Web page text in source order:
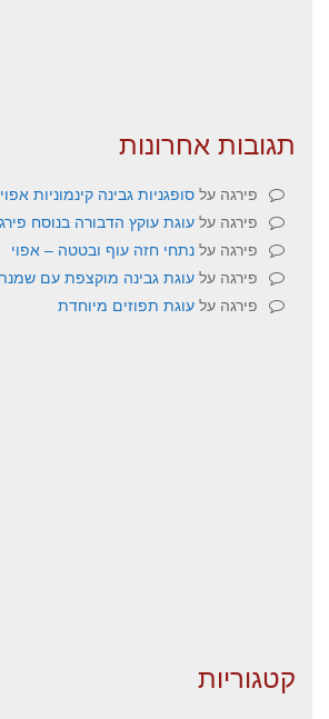
תגובות אחרונות
פירגה על סופגניות גבינה קינמוניות
פירגה על עוגת עוקץ הדבורה בנוסח
פירגה על נתחי חזה עוף ובטטה – אפוי
פירגה על עוגת גבינה מוקצפת עם
פירגה על עוגת תפוזים מיוחדת
קטגוריות